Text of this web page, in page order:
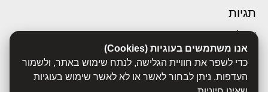
אנו משתמשים בעוגיות (Cookies)
כדי לשפר את חוויית הגלישה, לנתח שימוש באתר, ולשמור
העדפות. ניתן לבחור לאשר או לא לאשר שימוש בעוגיות
תגיות
אבולוציה
אכסדרה
אנשים
ביוגרפיות
ביולוגיה